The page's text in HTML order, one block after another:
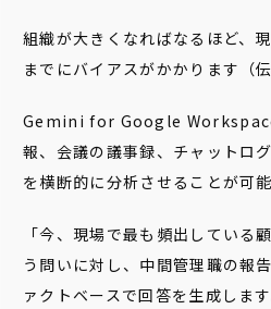
組織が大きくなればなるほど、
までにバイアスがかかります（
Gemini for Google
報、会議の議事録、チャットロ
を横断的に分析させることが可能
「今、現場で最も頻出している
う問いに対し、中間管理職の報
ァクトベースで回答を生成しま